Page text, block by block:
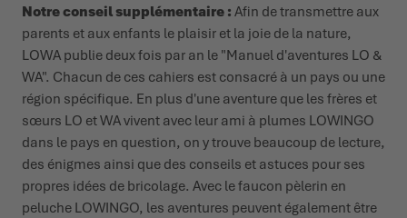
Notre conseil supplémentaire : Afin de transmettre aux
parents et aux enfants le plaisir et la joie de la nature,
LOWA publie deux fois par an le "Manuel d'aventures LO &
WA". Chacun de ces cahiers est consacré à un pays ou une
région spécifique. En plus d'une aventure que les frères et
sœurs LO et WA vivent avec leur ami à plumes LOWINGO
dans le pays en question, on y trouve beaucoup de lecture,
des énigmes ainsi que des conseils et astuces pour ses
propres idées de bricolage. Avec le faucon pèlerin en
peluche LOWINGO, les aventures peuvent également être